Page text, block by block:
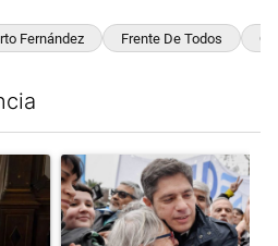
Fernández Frente De Todos
con el título "Milei, listo para 'atajar'
Un artículo de tendencia con